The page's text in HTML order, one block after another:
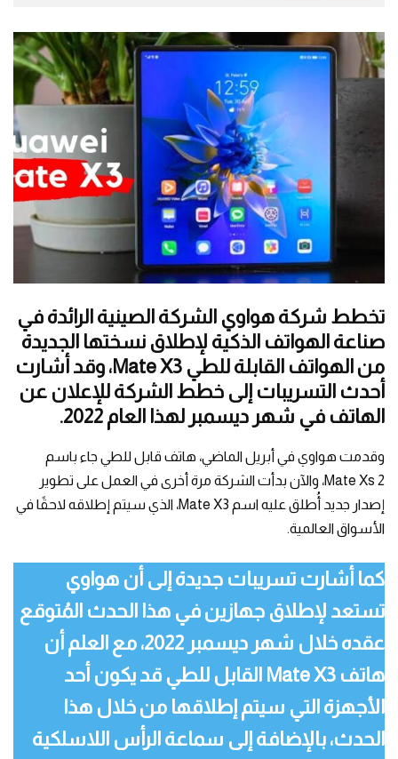
تخطط شركة هواوي الشركة الصينية الرائدة في
صناعة الهواتف الذكية لإطلاق نسختها الجديدة
من الهواتف القابلة للطي Mate X3، وقد أشارت
أحدث التسريبات إلى خطط الشركة للإعلان عن
الهاتف في شهر ديسمبر لهذا العام 2022.
وقدمت هواوي في أبريل الماضي، هاتف قابل للطي جاء باسم
Mate Xs 2، والآن بدأت الشركة مرة أخرى في العمل على تطوير
إصدار جديد أُطلق عليه اسم Mate X3، الذي سيتم إطلاقه لاحقًا في
الأسواق العالمية.
كما أشارت تسريبات جديدة إلى أن هواوي
تستعد لإطلاق جهازين في هذا الحدث المُتوقع
عقده خلال شهر ديسمبر 2022، مع العلم أن
هاتف Mate X3 القابل للطي قد يكون أحد
الأجهزة التي سيتم إطلاقها من خلال هذا
الحدث، بالإضافة إلى سماعة الرأس اللاسلكية